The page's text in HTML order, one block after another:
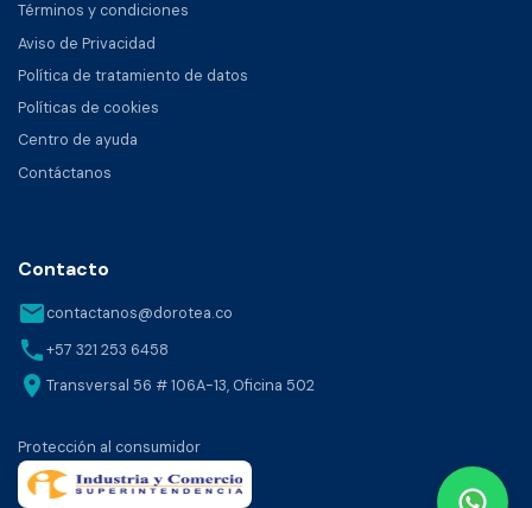
Términos y condiciones
Aviso de Privacidad
Política de tratamiento de datos
Políticas de cookies
Centro de ayuda
Contáctanos
Contacto
emailcontactanos@dorotea.co
phone+57 321 253 6458
location_onTransversal 56 # 106A-13, Oficina 502
Protección al consumidor